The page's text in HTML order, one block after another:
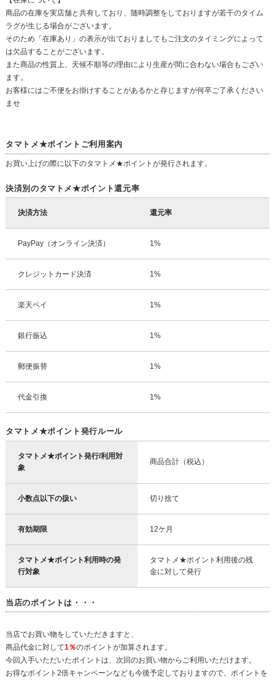
商品の在庫を実店舗と共有しており、随時調整をしておりますが若干のタイム
ラグが生じる場合がございます。
そのため「在庫あり」の表示が出ておりましてもご注文のタイミングによって
は欠品することがございます。
また商品の性質上、天候不順等の理由により生産が間に合わない場合もござい
ます。
お客様にはご不便をお掛けすることがあるかと存じますが何卒ご了承ください
ませ
タマトメ★ポイントご利用案内
お買い上げの際に以下のタマトメ★ポイントが発行されます。
決済別のタマトメ★ポイント還元率
決済方法 還元率
PayPay（オンライン決済） 1%
クレジットカード決済 1%
楽天ペイ 1%
銀行振込 1%
郵便振替 1%
代金引換 1%
タマトメ★ポイント発行ルール
タマトメ★ポイント発行/利用対
象
商品合計（税込）
小数点以下の扱い 切り捨て
有効期限 12ケ月
タマトメ★ポイント利用時の発
行対象
タマトメ★ポイント利用後の残
金に対して発行
当店のポイントは・・・
当店でお買い物をしていただきますと、
商品代金に対して1％のポイントが加算されます。
今回入手いただいたポイントは、次回のお買い物からご利用いただけます。
お得なポイント2倍キャンペーンなども今後予定しておりますので、ポイントを